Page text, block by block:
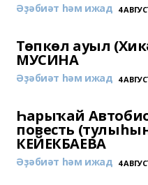
Әҙәбиәт һәм ижад 4
Төпкөл ауыл
МУСИНА
Әҙәбиәт һәм ижад 4
Һарыҡай
повесть
КЕЙЕКБАЕВА
Әҙәбиәт һәм ижад 4